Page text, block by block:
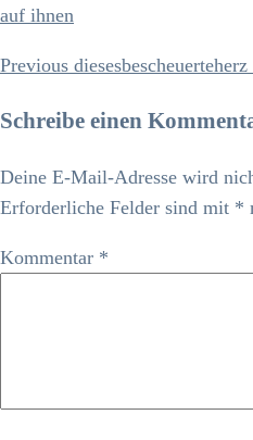
Beitrags-
Navigation
Previous
Previous
Schreibe einen
Deine E-Mail-Adresse wird
Erforderliche Felder sind mit *
Kommentar *